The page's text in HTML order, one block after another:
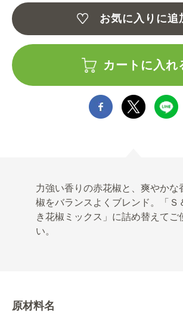
お気に入りに追
カートに入れ
力強い香りの赤花椒と、爽やかな
椒をバランスよくブレンド。「Ｓ
き花椒ミックス」に詰め替えてご
い。
原材料名